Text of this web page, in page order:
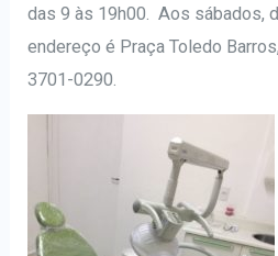
das 9 às 19h00. Aos sábados,
endereço é Praça Toledo
3701-0290.